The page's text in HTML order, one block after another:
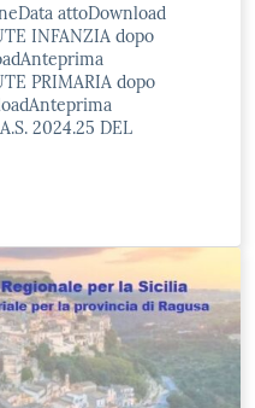
attoDownload
INFANZIA dopo
PRIMARIA dopo
2024.25 DEL